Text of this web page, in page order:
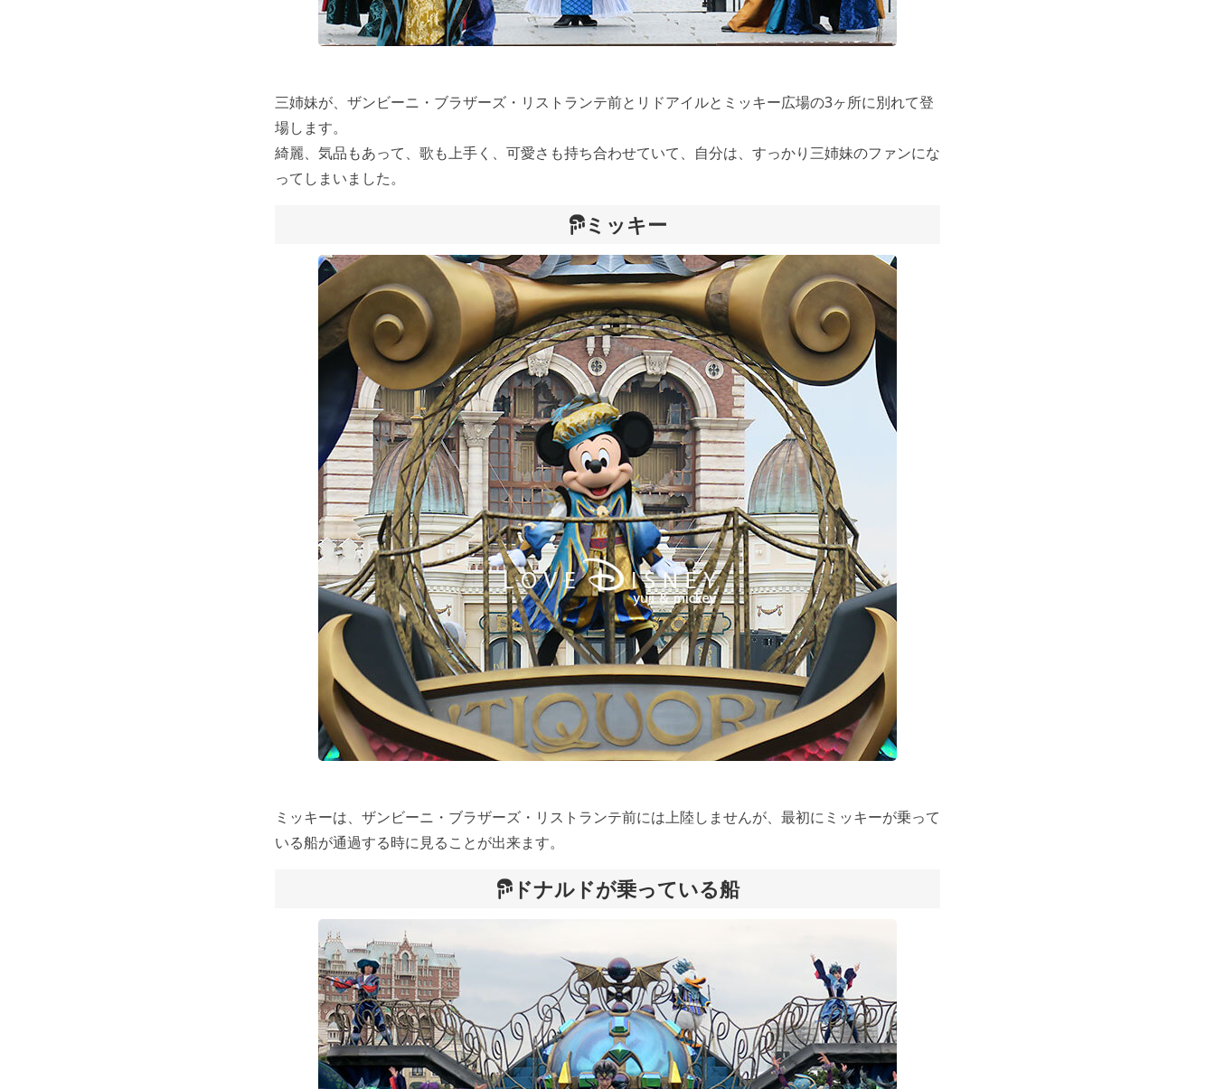
三姉妹が、ザンビーニ・ブラザーズ・リストランテ前とリドアイルとミッキー広場の3ヶ所に別れて登
場します。
綺麗、気品もあって、歌も上手く、可愛さも持ち合わせていて、自分は、すっかり三姉妹のファンにな
ってしまいました。
ミッキー
ミッキーは、ザンビーニ・ブラザーズ・リストランテ前には上陸しませんが、最初にミッキーが乗って
いる船が通過する時に見ることが出来ます。
ドナルドが乗っている船